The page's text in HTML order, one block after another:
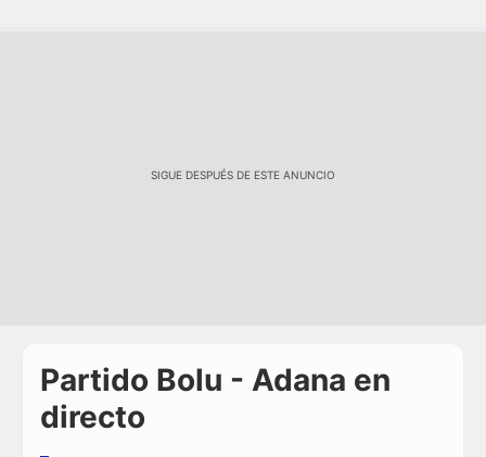
SIGUE DESPUÉS DE ESTE ANUNCIO
Partido Bolu - Adana en
directo